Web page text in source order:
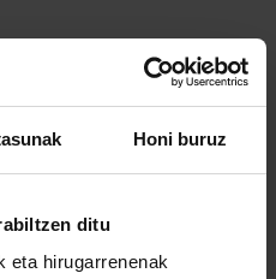
Honi buruz
ditu
eta hirugarrenenak
ZIURTAPENA